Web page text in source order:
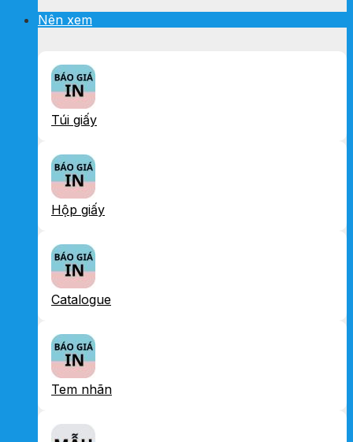
Nên xem
Túi giấy
Hộp giấy
Catalogue
Tem nhãn